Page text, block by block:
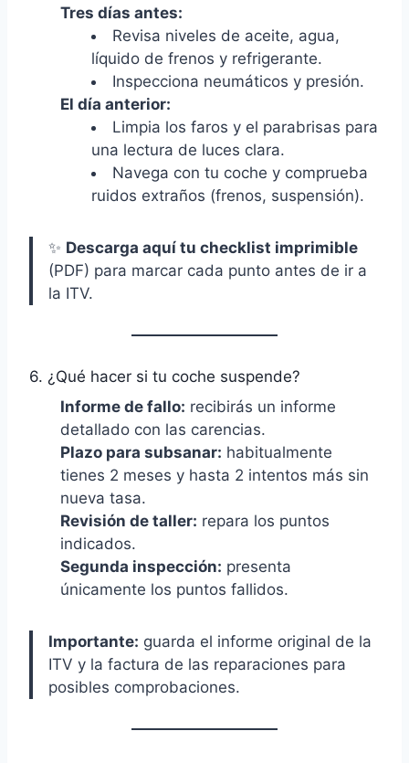
Tres días antes:
Revisa niveles de aceite, agua,
líquido de frenos y refrigerante.
Inspecciona neumáticos y presión.
El día anterior:
Limpia los faros y el parabrisas para
una lectura de luces clara.
Navega con tu coche y comprueba
ruidos extraños (frenos, suspensión).
✨ Descarga aquí tu checklist imprimible
(PDF) para marcar cada punto antes de ir a
la ITV.
6. ¿Qué hacer si tu coche suspende?
Informe de fallo: recibirás un informe
detallado con las carencias.
Plazo para subsanar: habitualmente
tienes 2 meses y hasta 2 intentos más sin
nueva tasa.
Revisión de taller: repara los puntos
indicados.
Segunda inspección: presenta
únicamente los puntos fallidos.
Importante: guarda el informe original de la
ITV y la factura de las reparaciones para
posibles comprobaciones.